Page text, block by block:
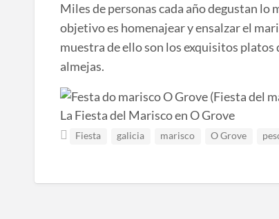
Miles de personas cada año degustan lo
objetivo es homenajear y ensalzar el
muestra de ello son los exquisitos
almejas.
La Fiesta del Marisco en O Grove
Fiesta galicia marisco O Grove